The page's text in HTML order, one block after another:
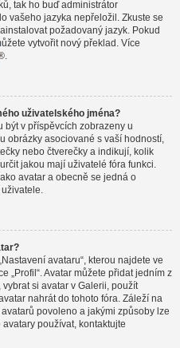
tak ho buď administrátor
vašeho jazyka nepřeložil. Zkuste se
požadovaný jazyk. Pokud
vytvořit nový překlad. Více
uživatelského jména?
být v příspěvcích zobrazeny u
obrázky asociované s vaší hodností,
nebo čtverečky a indikují, kolik
jakou mají uživatelé fóra funkci.
avatar a obecně se jedná o
avataru“, kterou najdete ve
„Profil“. Avatar můžete přidat jedním z
si avatar v Galerii, použít
nahrát do tohoto fóra. Záleží na
povoleno a jakými způsoby lze
používat, kontaktujte